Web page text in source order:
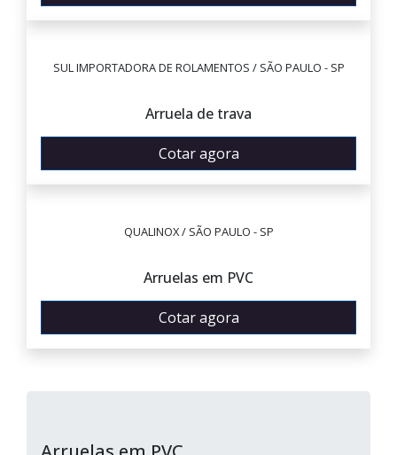
SUL IMPORTADORA DE ROLAMENTOS / SÃO PAULO - SP
Arruela de trava
Cotar agora
QUALINOX / SÃO PAULO - SP
Arruelas em PVC
Cotar agora